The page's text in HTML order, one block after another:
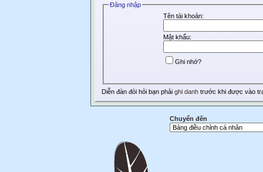
Ðăng nhập
Tên tài khoản:
Mật khẩu:
Ghi nhớ?
Diễn đàn đòi hỏi bạn phải ghi danh trước khi được vào
Chuyển đến